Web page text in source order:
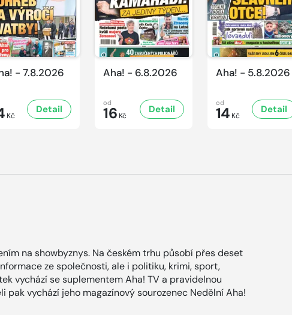
- 7.8.2026
Kč
Detail
Aha! - 6.8.2026
od
16 Kč
Detail
Aha! - 5.8.2026
od
14 Kč
Detail
na showbyznys. Na českém trhu působí přes deset
ze společnosti, ale i politiku, krimi, sport,
vychází se suplementem Aha! TV a pravidelnou
pak vychází jeho magazínový sourozenec Nedělní Aha!